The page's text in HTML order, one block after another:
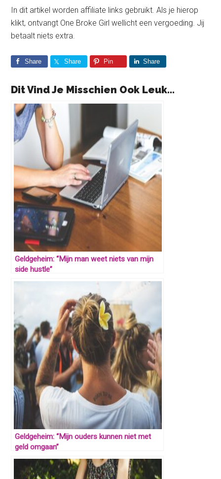
In dit artikel worden affiliate links gebruikt. Als je hierop
klikt, ontvangt One Broke Girl wellicht een vergoeding. Jij
betaalt niets extra.
Share Share Pin Share
Dit Vind Je Misschien Ook Leuk...
Geldgeheim: “Mijn man weet niets van mijn
side hustle”
Geldgeheim: “Mijn ouders kunnen niet met
geld omgaan”